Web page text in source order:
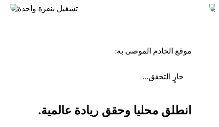
موقع الخادم الموصى به:
جارٍ التحقق...
انطلق محليا وحقق ريادة عالمية.